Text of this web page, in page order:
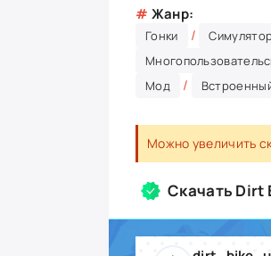
# Жанр:
Гонки /
Мод /
Можно увеличить
Скачать